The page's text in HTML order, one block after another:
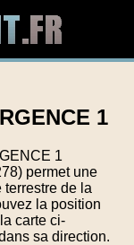
1
1
permet une
de la
la position
carte ci-
sa direction.